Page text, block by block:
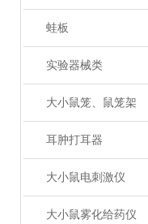
蛙板
实验器械类
大小鼠笼、鼠笼架
耳肿打耳器
大小鼠电刺激仪
大小鼠雾化给药仪